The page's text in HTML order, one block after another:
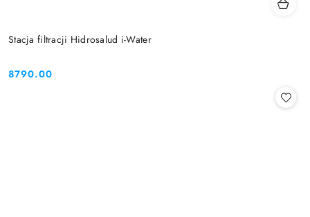
Stacja filtracji Hidrosalud i-Water
Cena:
8790.00